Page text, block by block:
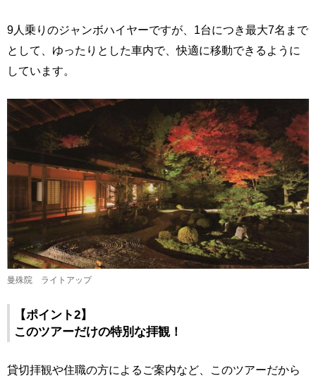
9人乗りのジャンボハイヤーですが、1台につき最大7名まで
として、ゆったりとした車内で、快適に移動できるように
しています。
曼殊院 ライトアップ
【ポイント2】
このツアーだけの特別な拝観！
貸切拝観や住職の方によるご案内など、このツアーだから